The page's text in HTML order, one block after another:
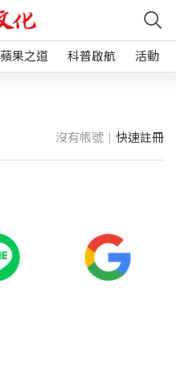
蘋果之道 科普啟航 活動
沒有帳號｜ 快速註冊